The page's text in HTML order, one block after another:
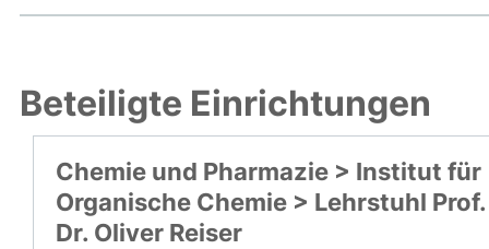
Beteiligte Einrichtungen
Chemie und Pharmazie > Institut für
Organische Chemie > Lehrstuhl Prof.
Dr. Oliver Reiser